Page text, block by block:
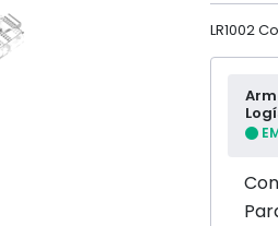
LR1002